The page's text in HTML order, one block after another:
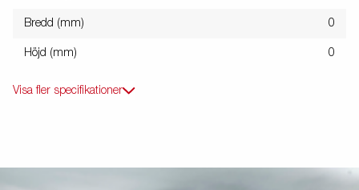
Bredd (mm) 0
Höjd (mm) 0
Visa fler specifikationer